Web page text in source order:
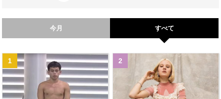
今月 すべて